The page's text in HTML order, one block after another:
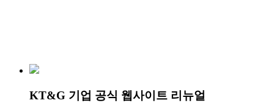
KT&G 기업 공식 웹사이트 리뉴얼